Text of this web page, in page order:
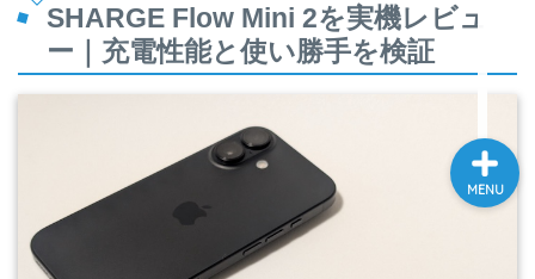
SHARGE Flow Mini 2を実機レビュ
ー｜充電性能と使い勝手を検証
MENU
スマートウォッチ